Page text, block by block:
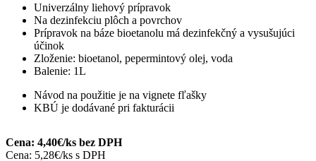
Univerzálny liehový prípravok
Na dezinfekciu plôch a povrchov
Prípravok na báze bioetanolu má dezinfekčný a vysušujúci
účinok
Zloženie: bioetanol, pepermintový olej, voda
Balenie: 1L
Návod na použitie je na vignete fľašky
KBÚ je dodávané pri fakturácii
Cena: 4,40€/ks bez DPH
Cena: 5,28€/ks s DPH